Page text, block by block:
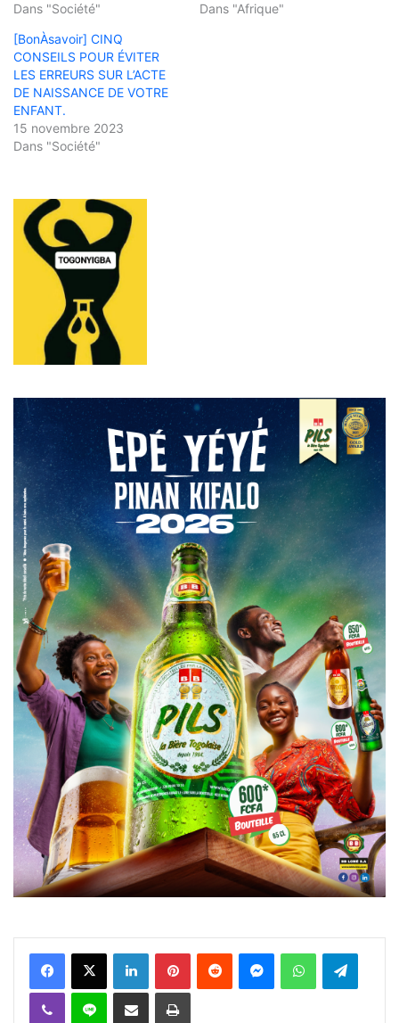
Dans "Société"
Dans "Afrique"
[BonÀsavoir] CINQ
CONSEILS POUR ÉVITER
LES ERREURS SUR L’ACTE
DE NAISSANCE DE VOTRE
ENFANT.
15 novembre 2023
Dans "Société"
FacebookX Linkedin PinterestReddit MessengerWhatsAppTelegram
Viber Ligne Partager par email Imprimer